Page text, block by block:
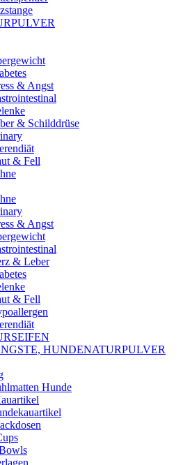
& Angst
& Schilddrüse
& Fell
& Angst
& Leber
& Fell
HUNDENATURPULVER
Hunde